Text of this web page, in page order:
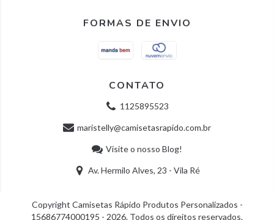
FORMAS DE ENVIO
CONTATO
1125895523
maristelly@camisetasrapido.com.br
Visite o nosso Blog!
Av. Hermilo Alves, 23 - Vila Ré
Copyright Camisetas Rápido Produtos Personalizados -
15686774000195 - 2026. Todos os direitos reservados.